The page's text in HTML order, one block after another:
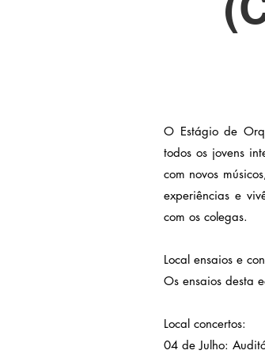
O Estágio de
todos os jovens
com novos
experiências e
com os colegas.
Local ensaios e
Os ensaios desta
Local concertos:
04 de Julho: